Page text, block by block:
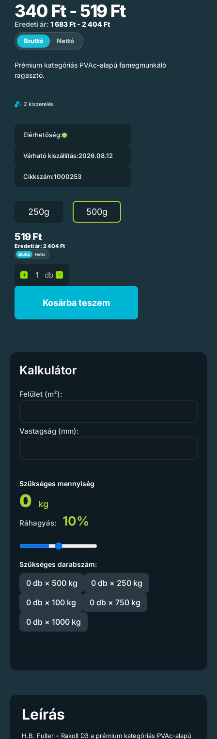
340 Ft-519 Ft
Eredeti ár: 1 683Ft - 2 404 Ft
Bruttó Nettó
Prémium kategóriás PVAc-alapú famegmunkáló
ragasztó.
2 kiszerelés
Elérhetőség:
Várható kiszállítás:2026.08.12
Cikkszám:1000253
250g 500g
519Ft
Eredeti ár: 2 404Ft
Bruttó Nettó
+ db -
Kosárba teszem
Kalkulátor
Felület (m²):
Vastagság (mm):
Szükséges mennyiség
0 kg
Ráhagyás: 10%
Szükséges darabszám:
0 db × 500 kg
0 db × 250 kg
0 db × 100 kg
0 db × 750 kg
0 db × 1000 kg
Leírás
H.B. Fuller – Rakoll D3 a prémium kategóriás PVAc-alapú